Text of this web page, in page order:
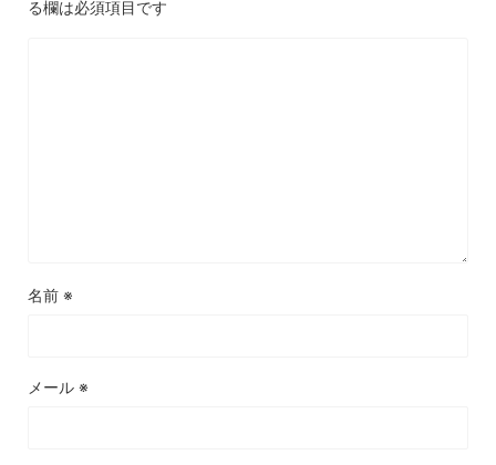
る欄は必須項目です
名前 ※
メール ※